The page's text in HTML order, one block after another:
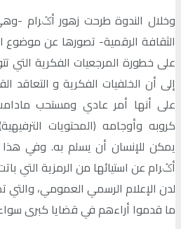
وخلال الندوة طرحت زهور أݣرام -
الثقافة الرقمية- تصورها عن موضوع
على خطورة المرجعيات الفكرية التي
إلى أن الخلفيات الفكرية و التعاقد
على أنها أمر عادي ومستحب
كروبه وأوجامه (المحتويات
يمكن للإنسان أن يسلم به. وفي هذا
أݣرام عن استيائها من الرمزية التي
لدن الإعلام الرسمي العمومي،
ما قدموا أراءهم في قضايا كبرى